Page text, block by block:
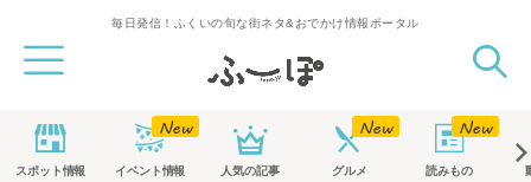
毎日発信！ふくいの旬な街ネタ&おでかけ情報ポータル
スポット情報 イベント情報 人気の記事 グルメ 読みもの